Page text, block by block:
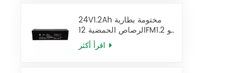
24V1.2Ah مختومة بطارية
الرصاص الحمضية 12FM1.2 يو
بي إس البطارية